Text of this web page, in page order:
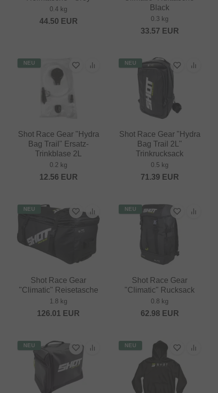
0.4 kg
44.50 EUR
Black
0.3 kg
33.57 EUR
NEU
Shot Race Gear "Hydra
Bag Trail" Ersatz-
Trinkblase 2L
0.2 kg
12.56 EUR
NEU
Shot Race Gear "Hydra
Bag Trail 2L"
Trinkrucksack
0.5 kg
71.39 EUR
NEU
Shot Race Gear
"Climatic" Reisetasche
1.8 kg
126.01 EUR
NEU
Shot Race Gear
"Climatic" Rucksack
0.8 kg
62.98 EUR
NEU NEU